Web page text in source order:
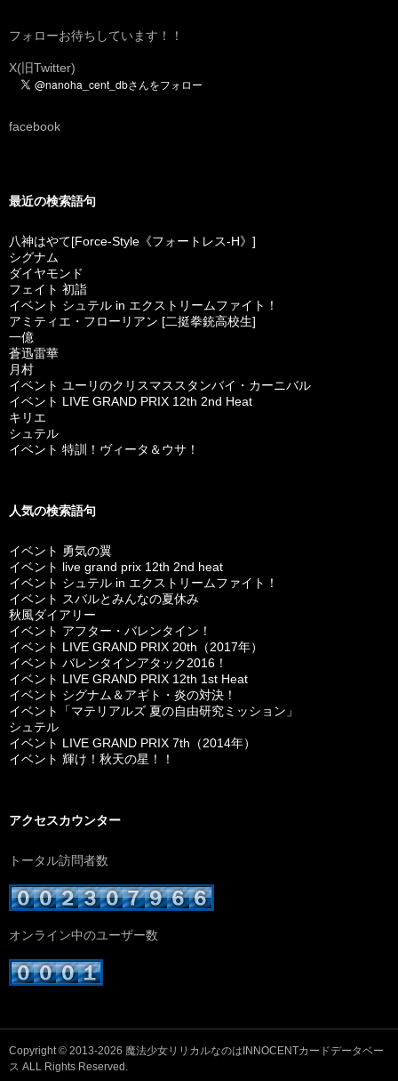
フォローお待ちしています！！
X(旧Twitter)
facebook
最近の検索語句
八神はやて[Force-Style《フォートレス-H》]
シグナム
ダイヤモンド
フェイト 初詣
イベント シュテル in エクストリームファイト！
アミティエ・フローリアン [二挺拳銃高校生]
一億
蒼迅雷華
月村
イベント ユーリのクリスマススタンバイ・カーニバル
イベント LIVE GRAND PRIX 12th 2nd Heat
キリエ
シュテル
イベント 特訓！ヴィータ＆ウサ！
人気の検索語句
イベント 勇気の翼
イベント live grand prix 12th 2nd heat
イベント シュテル in エクストリームファイト！
イベント スバルとみんなの夏休み
秋風ダイアリー
イベント アフター・バレンタイン！
イベント LIVE GRAND PRIX 20th（2017年）
イベント バレンタインアタック2016！
イベント LIVE GRAND PRIX 12th 1st Heat
イベント シグナム＆アギト・炎の対決！
イベント「マテリアルズ 夏の自由研究ミッション」
シュテル
イベント LIVE GRAND PRIX 7th（2014年）
イベント 輝け！秋天の星！！
アクセスカウンター
トータル訪問者数
オンライン中のユーザー数
Copyright © 2013-2026 魔法少女リリカルなのはINNOCENTカードデータベー
ス ALL Rights Reserved.